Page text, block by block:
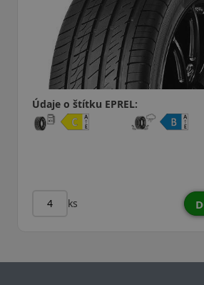
KOŠÍKU
Údaje o štítku